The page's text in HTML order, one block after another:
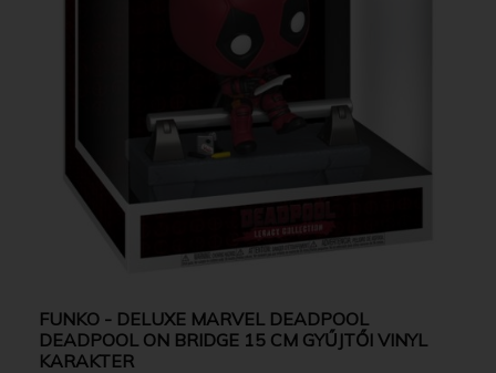
FUNKO - DELUXE MARVEL DEADPOOL
DEADPOOL ON BRIDGE 15 CM GYŰJTŐI VINYL
KARAKTER